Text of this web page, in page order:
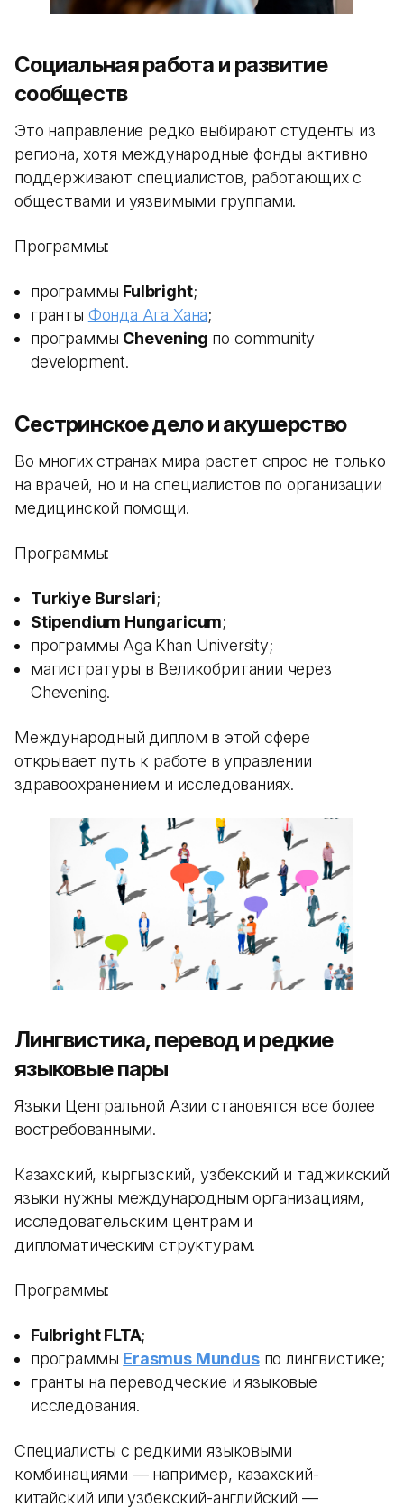
Социальная работа и развитие
сообществ
Это направление редко выбирают студенты из
региона, хотя международные фонды активно
поддерживают специалистов, работающих с
обществами и уязвимыми группами.
Программы:
программы Fulbright;
гранты Фонда Ага Хана;
программы Chevening по community
development.
Сестринское дело и акушерство
Во многих странах мира растет спрос не только
на врачей, но и на специалистов по организации
медицинской помощи.
Программы:
Turkiye Burslari;
Stipendium Hungaricum;
программы Aga Khan University;
магистратуры в Великобритании через
Chevening.
Международный диплом в этой сфере
открывает путь к работе в управлении
здравоохранением и исследованиях.
Лингвистика, перевод и редкие
языковые пары
Языки Центральной Азии становятся все более
востребованными.
Казахский, кыргызский, узбекский и таджикский
языки нужны международным организациям,
исследовательским центрам и
дипломатическим структурам.
Программы:
Fulbright FLTA;
программы Erasmus Mundusпо лингвистике;
гранты на переводческие и языковые
исследования.
Специалисты с редкими языковыми
комбинациями — например, казахский-
китайский или узбекский-английский —